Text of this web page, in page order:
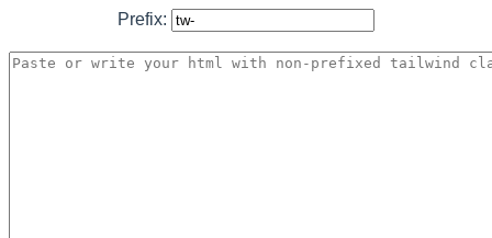
Prefix: